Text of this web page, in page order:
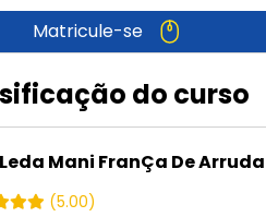
Matricule-se
do curso
Leda Mani FranÇa De Arruda
(5.00)